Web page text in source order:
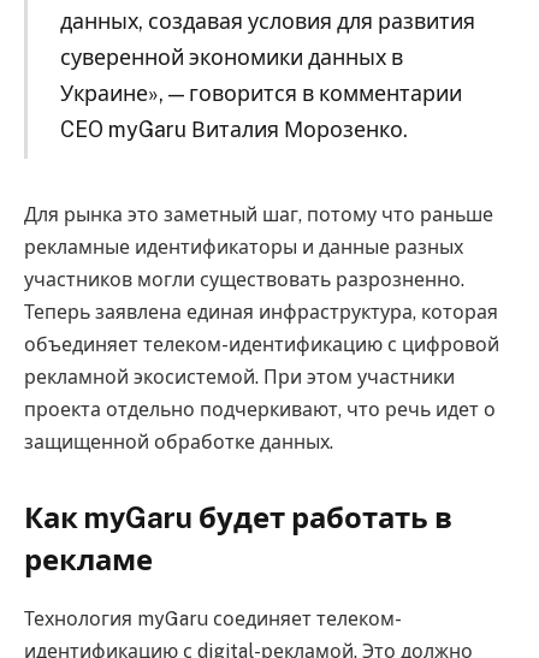
данных, создавая условия для развития
суверенной экономики данных в
Украине», — говорится в комментарии
CEO myGaru Виталия Морозенко.
Для рынка это заметный шаг, потому что раньше
рекламные идентификаторы и данные разных
участников могли существовать разрозненно.
Теперь заявлена единая инфраструктура, которая
объединяет телеком-идентификацию с цифровой
рекламной экосистемой. При этом участники
проекта отдельно подчеркивают, что речь идет о
защищенной обработке данных.
Как myGaru будет работать в
рекламе
Технология myGaru соединяет телеком-
идентификацию с digital-рекламой. Это должно